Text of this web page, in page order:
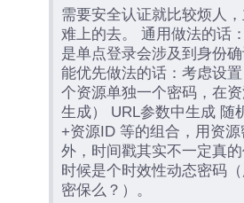
需要安全认证就比较烦人
难上的去。 通用做法的话：单点登录，但
是单点登录会涉及到身份确
能优先做法的话：考虑设
个资源单独一个密码，在
生成） URL参数中生成 随机数+时间戳
+资源ID 等的组合，用资
外，时间戳其实不一定真
时候是个时效性动态密码
密保么？）。